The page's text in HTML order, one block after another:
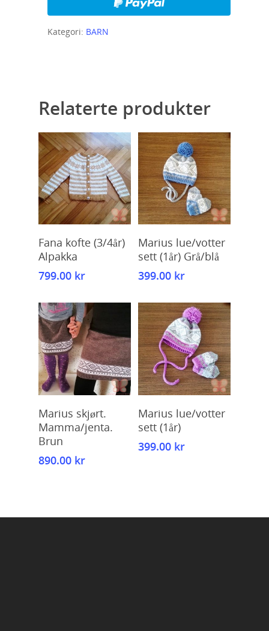
Kategori: BARN
Relaterte produkter
Kjøp
Fana kofte (3/4år)
Alpakka
799.00 kr
Kjøp
Marius lue/votter
sett (1år) Grå/blå
399.00 kr
Marius skjørt.
Mamma/jenta.
Brun
890.00 kr
Marius lue/votter
sett (1år)
399.00 kr